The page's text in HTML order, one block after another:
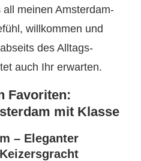
meinen Amsterdam-
willkommen und
des Alltags-
auch Ihr erwarten.
Favoriten:
mit Klasse
– Eleganter